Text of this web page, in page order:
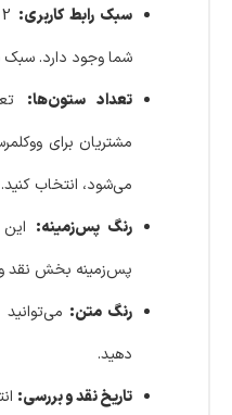
سبک رابط کاربری:
شما وجود دارد.
تعداد ستون‌ها:
مشتریان برای
می‌شود، انتخاب کنید.
رنگ پس‌زمینه:
پس‌زمینه بخش نقد و
رنگ متن:
دهید.
تاریخ نقد و بررسی: